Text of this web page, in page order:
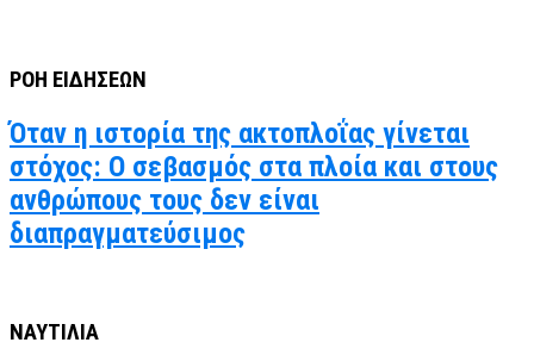
ΡΟΗ ΕΙΔΗΣΕΩΝ
Όταν η ιστορία της ακτοπλοΐας γίνεται
στόχος: Ο σεβασμός στα πλοία και στους
ανθρώπους τους δεν είναι
διαπραγματεύσιμος
ΝΑΥΤΙΛΙΑ